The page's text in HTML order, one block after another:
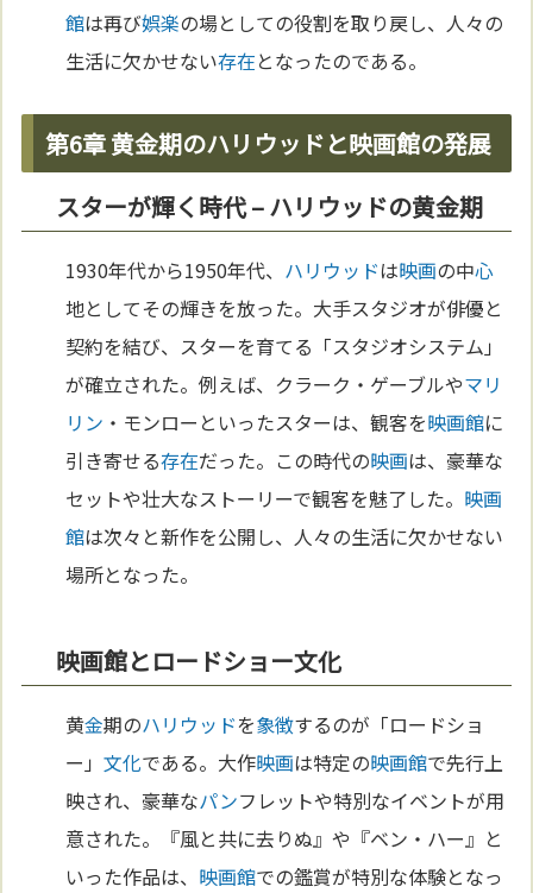
館は再び娯楽の場としての役割を取り戻し、人々の
生活に欠かせない存在となったのである。
第6章 黄金期のハリウッドと映画館の発展
スターが輝く時代 – ハリウッドの黄金期
1930年代から1950年代、 ハリウッドは映画の中心
地としてその輝きを放った。大手スタジオが俳優と
契約を結び、スターを育てる「スタジオシステム」
が確立された。例えば、クラーク・ゲーブルやマリ
リン ・モンローといったスターは、観客を映画館に
引き寄せる存在だった。この時代の映画は、豪華な
セットや壮大なストーリーで観客を魅了した。 映画
館は次々と新作を公開し、人々の生活に欠かせない
場所となった。
映画館とロードショー文化
黄金期のハリウッドを象徴するのが「ロードショ
ー」文化である。大作映画は特定の映画館で先行上
映され、豪華なパンフレットや特別なイベントが用
意された。『風と共に去りぬ』や『ベン・ハー』と
いった作品は、 映画館での鑑賞が特別な体験となっ